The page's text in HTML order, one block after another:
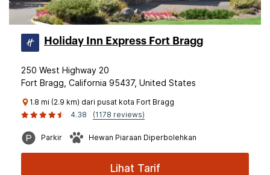
Holiday Inn Express Fort Bragg
250 West Highway 20
Fort Bragg, California 95437, United States
1.8 mi (2.9 km) dari pusat kota Fort Bragg
4.38
(1178 reviews)
Parkir Hewan Piaraan Diperbolehkan
Lihat Tarif